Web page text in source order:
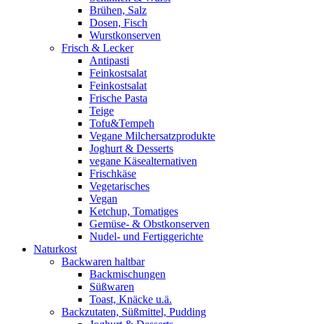
Brühen, Salz
Dosen, Fisch
Wurstkonserven
Frisch & Lecker
Antipasti
Feinkostsalat
Feinkostsalat
Frische Pasta
Teige
Tofu&Tempeh
Vegane Milchersatzprodukte
Joghurt & Desserts
vegane Käsealternativen
Frischkäse
Vegetarisches
Vegan
Ketchup, Tomatiges
Gemüse- & Obstkonserven
Nudel- und Fertiggerichte
Naturkost
Backwaren haltbar
Backmischungen
Süßwaren
Toast, Knäcke u.ä.
Backzutaten, Süßmittel, Pudding